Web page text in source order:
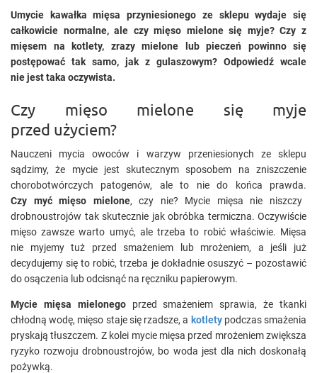
Umycie kawałka mięsa przyniesionego ze sklepu wydaje się
całkowicie normalne, ale czy mięso mielone się myje? Czy z
mięsem na kotlety, zrazy mielone lub pieczeń powinno się
postępować tak samo, jak z gulaszowym? Odpowiedź wcale
nie jest taka oczywista.
Czy mięso mielone się myje
przed użyciem?
Nauczeni mycia owoców i warzyw przeniesionych ze sklepu
sądzimy, że mycie jest skutecznym sposobem na zniszczenie
chorobotwórczych patogenów, ale to nie do końca prawda.
Czy myć mięso mielone, czy nie? Mycie mięsa nie niszczy
drobnoustrojów tak skutecznie jak obróbka termiczna. Oczywiście
mięso zawsze warto umyć, ale trzeba to robić właściwie. Mięsa
nie myjemy tuż przed smażeniem lub mrożeniem, a jeśli już
decydujemy się to robić, trzeba je dokładnie osuszyć – pozostawić
do osączenia lub odcisnąć na ręczniku papierowym.
Mycie mięsa mielonegoprzed smażeniem sprawia, że tkanki
chłodną wodę, mięso staje się rzadsze, a kotletypodczas smażenia
pryskają tłuszczem. Z kolei mycie mięsa przed mrożeniem zwiększa
ryzyko rozwoju drobnoustrojów, bo woda jest dla nich doskonałą
pożywką.